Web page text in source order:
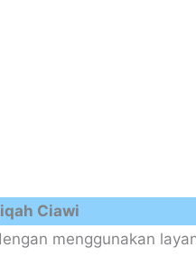
Ciawi
menggunakan